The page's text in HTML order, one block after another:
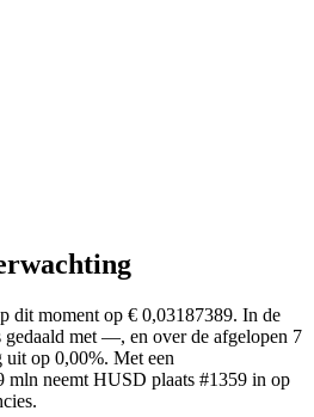
dit moment op € 0,03187389. In de
gedaald met —, en over de afgelopen 7
uit op 0,00%. Met een
mln neemt HUSD plaats #1359 in op